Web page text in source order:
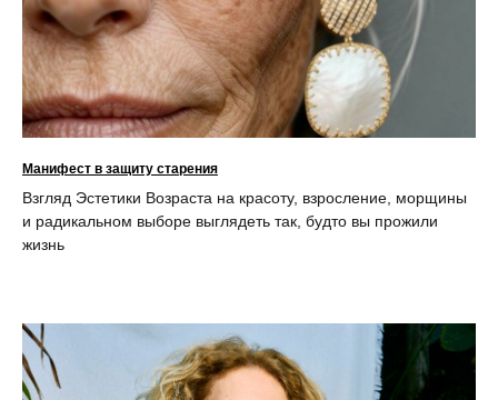
Манифест в защиту старения
Взгляд Эстетики Возраста на красоту, взросление, морщины
и радикальном выборе выглядеть так, будто вы прожили
жизнь